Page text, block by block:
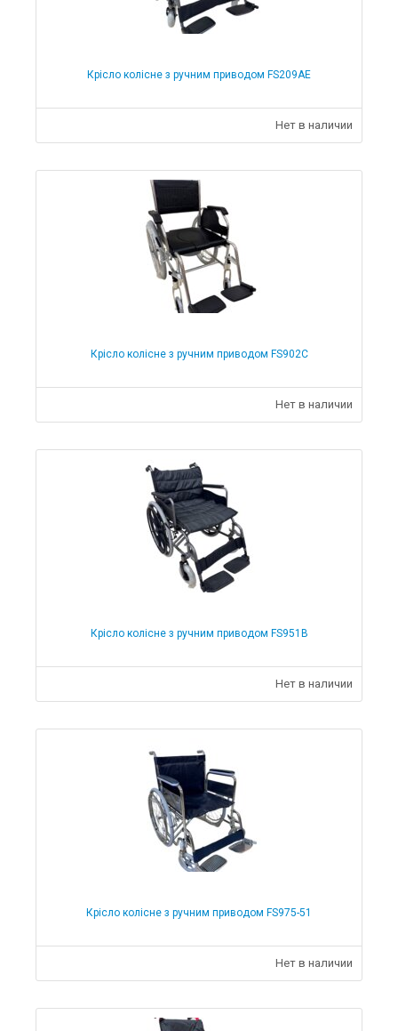
Крісло колісне з ручним приводом FS209AE
Нет в наличии
Крісло колісне з ручним приводом FS902C
Нет в наличии
Крісло колісне з ручним приводом FS951B
Нет в наличии
Крісло колісне з ручним приводом FS975-51
Нет в наличии